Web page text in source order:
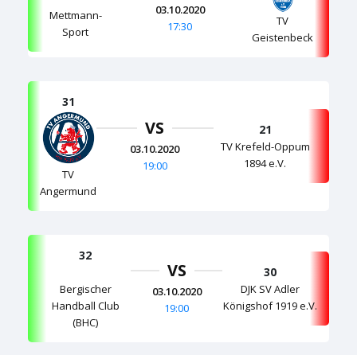
Mettmann-
Sport
03.10.2020
17:30
TV
Geistenbeck
31
TV
Angermund
VS
03.10.2020
19:00
21
TV Krefeld-Oppum
1894 e.V.
32
Bergischer
Handball Club
(BHC)
VS
03.10.2020
19:00
30
DJK SV Adler
Königshof 1919 e.V.